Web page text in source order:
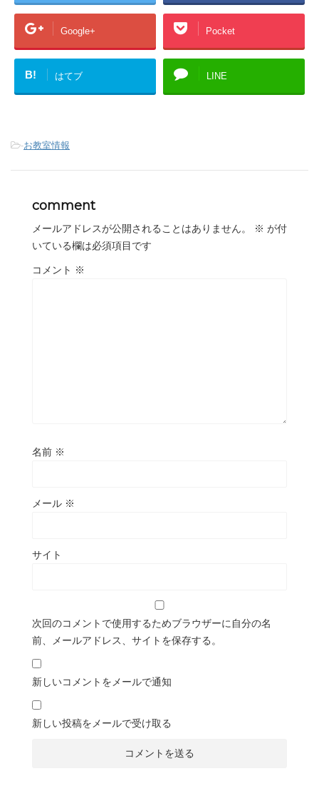
Google+ Pocket
B! はてブ LINE
-お教室情報
comment
メールアドレスが公開されることはありません。 ※ が付
いている欄は必須項目です
コメント ※
名前 ※
メール ※
サイト
次回のコメントで使用するためブラウザーに自分の名
前、メールアドレス、サイトを保存する。
新しいコメントをメールで通知
新しい投稿をメールで受け取る